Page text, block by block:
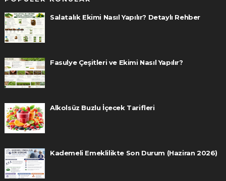
Salatalık Ekimi Nasıl Yapılır? Detaylı Rehber
Fasulye Çeşitleri ve Ekimi Nasıl Yapılır?
Alkolsüz Buzlu İçecek Tarifleri
Kademeli Emeklilikte Son Durum (Haziran 2026)